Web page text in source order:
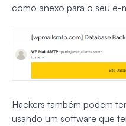
como anexo para o seu e-
Hackers também podem
usando um software que